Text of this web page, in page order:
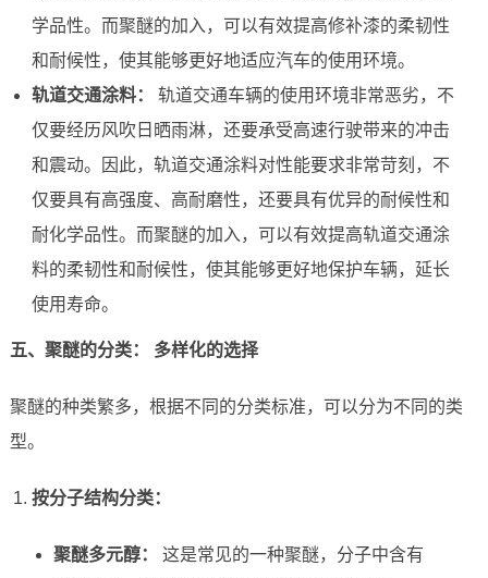
学品性。而聚醚的加入，可以有效提高修补漆的柔韧性
和耐候性，使其能够更好地适应汽车的使用环境。
轨道交通涂料：
轨道交通车辆的使用环境非常恶劣，不
仅要经历风吹日晒雨淋，还要承受高速行驶带来的冲击
和震动。因此，轨道交通涂料对性能要求非常苛刻，不
仅要具有高强度、高耐磨性，还要具有优异的耐候性和
耐化学品性。而聚醚的加入，可以有效提高轨道交通涂
料的柔韧性和耐候性，使其能够更好地保护车辆，延长
使用寿命。
五、聚醚的分类： 多样化的选择
聚醚的种类繁多，根据不同的分类标准，可以分为不同的类
型。
按分子结构分类：
聚醚多元醇：
这是常见的一种聚醚，分子中含有